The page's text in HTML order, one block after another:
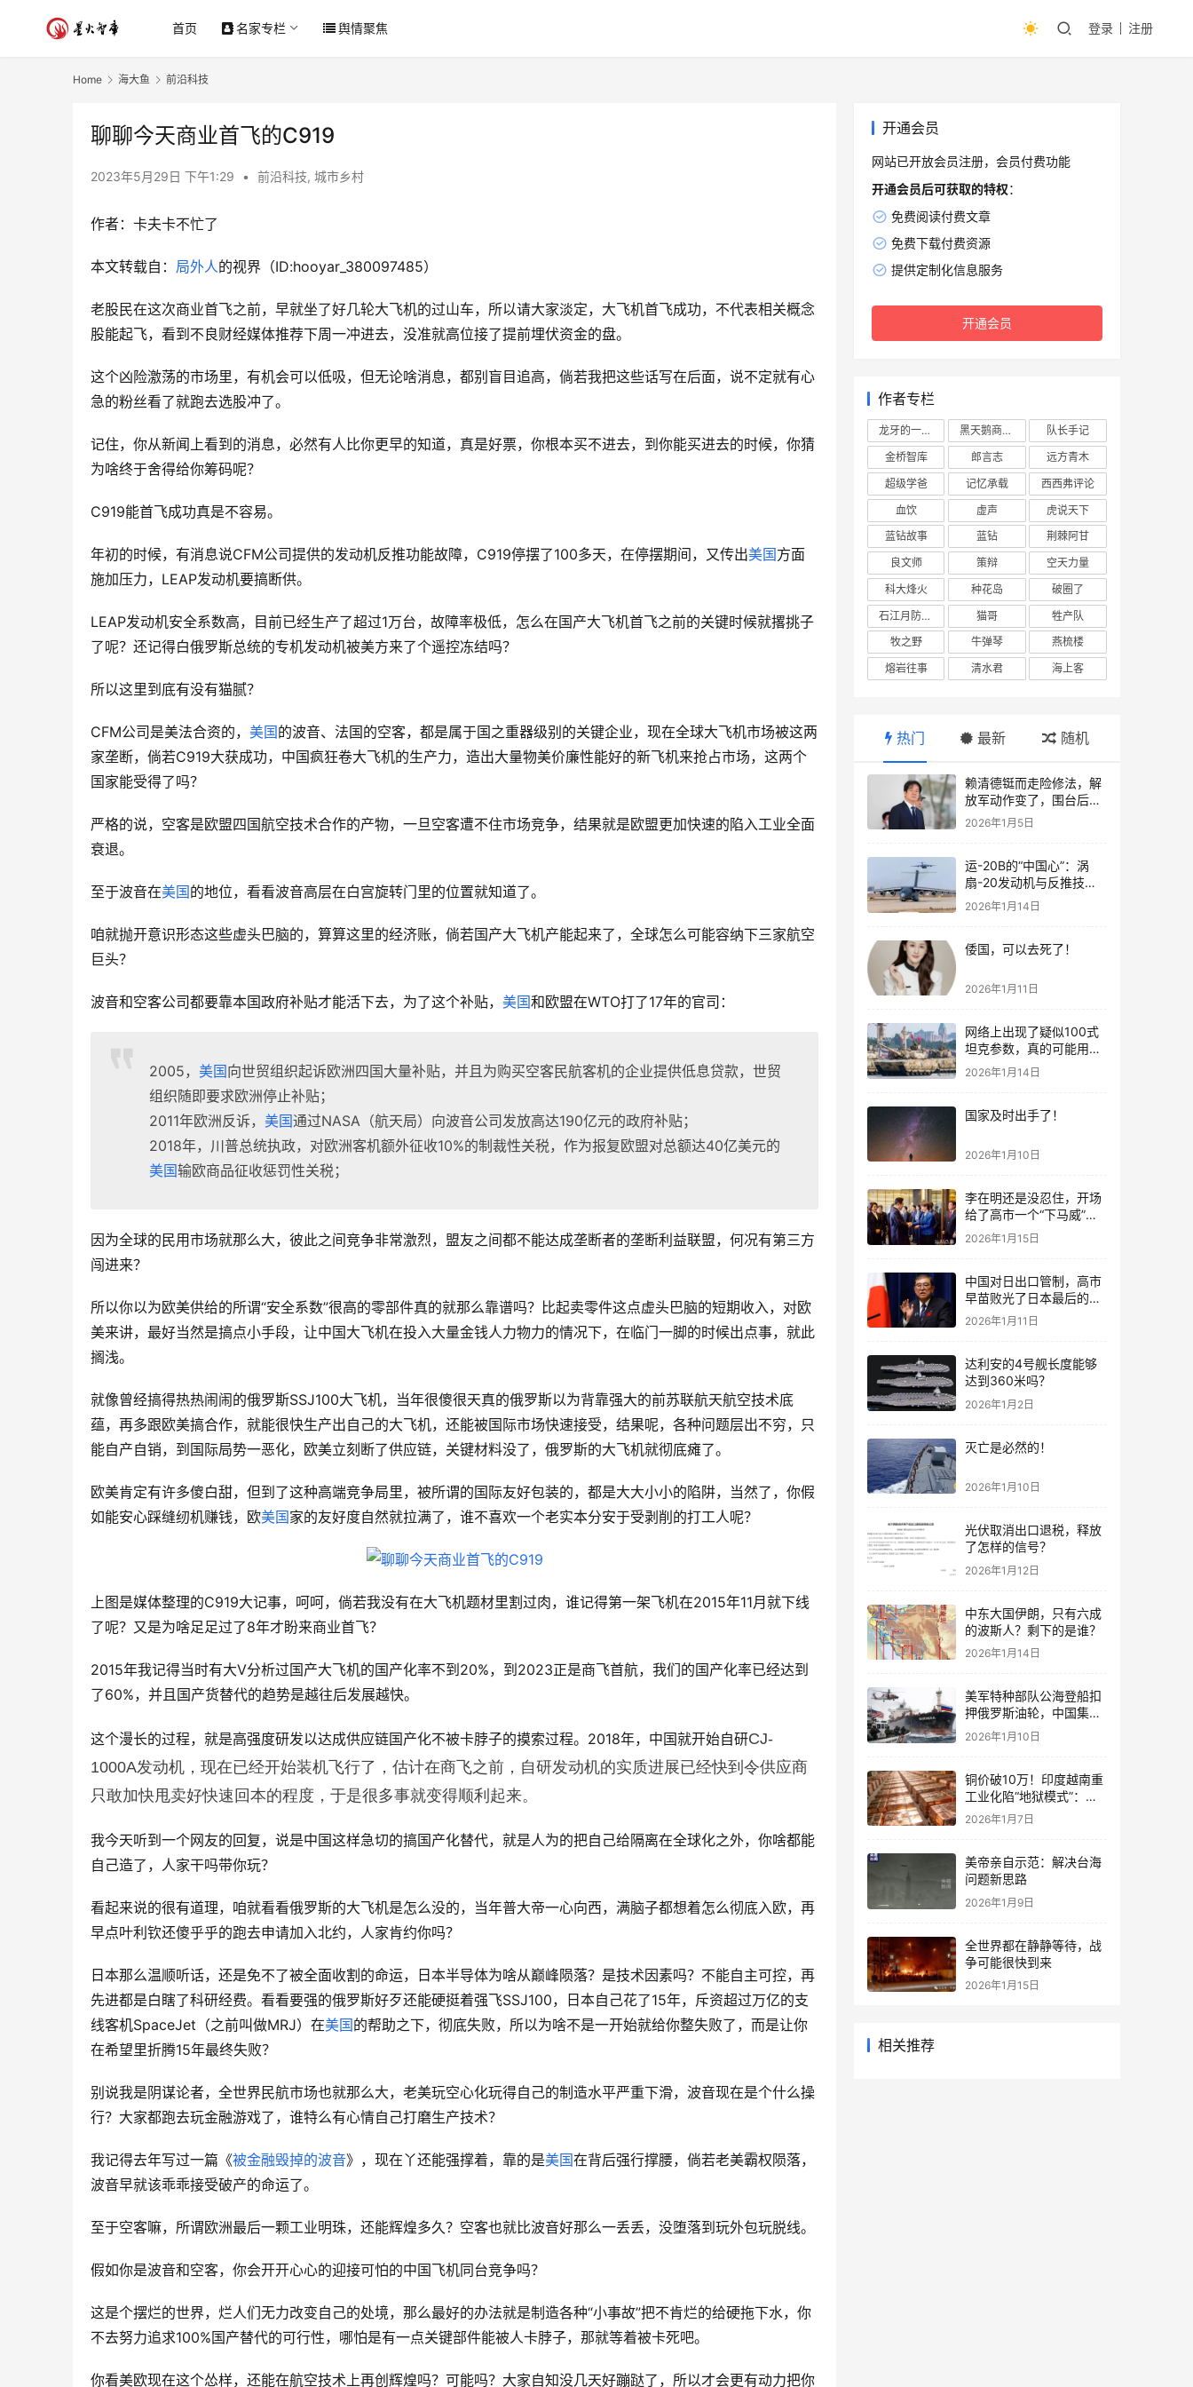
首页 名家专栏 舆情聚焦 登录 注册
Home 海大鱼 前沿科技
聊聊今天商业首飞的C919
2023年5月29日 下午1:29 • 前沿科技, 城市乡村
作者： 卡夫卡不忙了
本文转载自： 局外人的视界（ID:hooyar_380097485）
老股民在这次商业首飞之前，早就坐了好几轮大飞机的过山车，所以请大家淡定，大飞机首飞成功，不代表相关概念
股能起飞，看到不良财经媒体推荐下周一冲进去，没准就高位接了提前埋伏资金的盘。
这个凶险激荡的市场里，有机会可以低吸，但无论啥消息，都别盲目追高，倘若我把这些话写在后面，说不定就有心
急的粉丝看了就跑去选股冲了。
记住，你从新闻上看到的消息，必然有人比你更早的知道，真是好票，你根本买不进去，到你能买进去的时候，你猜
为啥终于舍得给你筹码呢？
C919能首飞成功真是不容易。
年初的时候，有消息说CFM公司提供的发动机反推功能故障，C919停摆了100多天，在停摆期间，又传出美国方面
施加压力，LEAP发动机要搞断供。
LEAP发动机安全系数高，目前已经生产了超过1万台，故障率极低，怎么在国产大飞机首飞之前的关键时候就撂挑子
了呢？还记得白俄罗斯总统的专机发动机被美方来了个遥控冻结吗？
所以这里到底有没有猫腻？
CFM公司是美法合资的， 美国的波音、法国的空客，都是属于国之重器级别的关键企业，现在全球大飞机市场被这两
家垄断，倘若C919大获成功，中国疯狂卷大飞机的生产力，造出大量物美价廉性能好的新飞机来抢占市场，这两个
国家能受得了吗？
严格的说，空客是欧盟四国航空技术合作的产物，一旦空客遭不住市场竞争，结果就是欧盟更加快速的陷入工业全面
衰退。
至于波音在美国的地位，看看波音高层在白宫旋转门里的位置就知道了。
咱就抛开意识形态这些虚头巴脑的，算算这里的经济账，倘若国产大飞机产能起来了，全球怎么可能容纳下三家航空
巨头？
波音和空客公司都要靠本国政府补贴才能活下去，为了这个补贴， 美国和欧盟在WTO打了17年的官司：
2005， 美国向世贸组织起诉欧洲四国大量补贴，并且为购买空客民航客机的企业提供低息贷款，世贸
组织随即要求欧洲停止补贴；
2011年欧洲反诉， 美国通过NASA（航天局）向波音公司发放高达190亿元的政府补贴；
2018年，川普总统执政，对欧洲客机额外征收10%的制裁性关税，作为报复欧盟对总额达40亿美元的
美国输欧商品征收惩罚性关税；
因为全球的民用市场就那么大，彼此之间竞争非常激烈，盟友之间都不能达成垄断者的垄断利益联盟，何况有第三方
闯进来？
所以你以为欧美供给的所谓“安全系数”很高的零部件真的就那么靠谱吗？比起卖零件这点虚头巴脑的短期收入，对欧
美来讲，最好当然是搞点小手段，让中国大飞机在投入大量金钱人力物力的情况下，在临门一脚的时候出点事，就此
搁浅。
就像曾经搞得热热闹闹的俄罗斯SSJ100大飞机，当年很傻很天真的俄罗斯以为背靠强大的前苏联航天航空技术底
蕴，再多跟欧美搞合作，就能很快生产出自己的大飞机，还能被国际市场快速接受，结果呢，各种问题层出不穷，只
能自产自销，到国际局势一恶化，欧美立刻断了供应链，关键材料没了，俄罗斯的大飞机就彻底瘫了。
欧美肯定有许多傻白甜，但到了这种高端竞争局里，被所谓的国际友好包装的，都是大大小小的陷阱，当然了，你假
如能安心踩缝纫机赚钱，欧美国家的友好度自然就拉满了，谁不喜欢一个老实本分安于受剥削的打工人呢？
上图是媒体整理的C919大记事，呵呵，倘若我没有在大飞机题材里割过肉，谁记得第一架飞机在2015年11月就下线
了呢？又是为啥足足过了8年才盼来商业首飞？
2015年我记得当时有大V分析过国产大飞机的国产化率不到20%，到2023正是商飞首航，我们的国产化率已经达到
了60%，并且国产货替代的趋势是越往后发展越快。
这个漫长的过程，就是高强度研发以达成供应链国产化不被卡脖子的摸索过程。2018年，中国就开始自研CJ-
1000A发动机，现在已经开始装机飞行了，估计在商飞之前，自研发动机的实质进展已经快到令供应商
只敢加快甩卖好快速回本的程度，于是很多事就变得顺利起来。
我今天听到一个网友的回复，说是中国这样急切的搞国产化替代，就是人为的把自己给隔离在全球化之外，你啥都能
自己造了，人家干吗带你玩？
看起来说的很有道理，咱就看看俄罗斯的大飞机是怎么没的，当年普大帝一心向西，满脑子都想着怎么彻底入欧，再
早点叶利钦还傻乎乎的跑去申请加入北约，人家肯约你吗？
日本那么温顺听话，还是免不了被全面收割的命运，日本半导体为啥从巅峰陨落？是技术因素吗？不能自主可控，再
先进都是白瞎了科研经费。看看要强的俄罗斯好歹还能硬挺着强飞SSJ100，日本自己花了15年，斥资超过万亿的支
线客机SpaceJet（之前叫做MRJ）在美国的帮助之下，彻底失败，所以为啥不是一开始就给你整失败了，而是让你
在希望里折腾15年最终失败？
别说我是阴谋论者，全世界民航市场也就那么大，老美玩空心化玩得自己的制造水平严重下滑，波音现在是个什么操
行？大家都跑去玩金融游戏了，谁特么有心情自己打磨生产技术？
我记得去年写过一篇《被金融毁掉的波音》，现在丫还能强撑着，靠的是美国在背后强行撑腰，倘若老美霸权陨落，
波音早就该乖乖接受破产的命运了。
至于空客嘛，所谓欧洲最后一颗工业明珠，还能辉煌多久？空客也就比波音好那么一丢丢，没堕落到玩外包玩脱线。
假如你是波音和空客，你会开开心心的迎接可怕的中国飞机同台竞争吗？
这是个摆烂的世界，烂人们无力改变自己的处境，那么最好的办法就是制造各种“小事故”把不肯烂的给硬拖下水，你
不去努力追求100%国产替代的可行性，哪怕是有一点关键部件能被人卡脖子，那就等着被卡死吧。
你看美欧现在这个怂样，还能在航空技术上再创辉煌吗？可能吗？大家自知没几天好蹦跶了，所以才会更有动力把你
开通会员
网站已开放会员注册，会员付费功能
开通会员后可获取的特权：
免费阅读付费文章
免费下载付费资源
提供定制化信息服务
开通会员
作者专栏
龙牙的一座山 黑天鹅商业情报站
队长手记
金桥智库
郎言志
远方青木
超级学爸
记忆承载
西西弗评论
血饮
虚声
虎说天下
蓝钻故事
蓝钻
荆棘阿甘
良文师
策辩
空天力量
科大烽火
种花岛
破圈了
石江月防务观察
猫哥
牲产队
牧之野
牛弹琴
燕梳楼
熔岩往事
清水君 海上客
热门 最新 随机
赖清德铤而走险修法，解
放军动作变了，围台后的
“真正杀招”曝光
2026年1月5日
运-20B的“中国心”：涡
扇-20发动机与反推技术
大突破！
2026年1月14日
倭国，可以去死了！
2026年1月11日
网络上出现了疑似100式
坦克参数，真的可能用了
钛合金装甲！
2026年1月14日
国家及时出手了！
2026年1月10日
李在明还是没忍住，开场
给了高市一个“下马威”，
还特意提到中国
2026年1月15日
中国对日出口管制，高市
早苗败光了日本最后的国
运
2026年1月11日
达利安的4号舰长度能够
达到360米吗？
2026年1月2日
灭亡是必然的！
2026年1月10日
光伏取消出口退税，释放
了怎样的信号？
2026年1月12日
中东大国伊朗，只有六成
的波斯人？剩下的是谁？
2026年1月14日
美军特种部队公海登船扣
押俄罗斯油轮，中国集装
箱武装船早有准备？
2026年1月10日
铜价破10万！印度越南重
工业化陷“地狱模式”：中
国当年抄底的历史红利，
2026年1月7日
美帝亲自示范：解决台海
问题新思路
2026年1月9日
全世界都在静静等待，战
争可能很快到来
2026年1月15日
相关推荐